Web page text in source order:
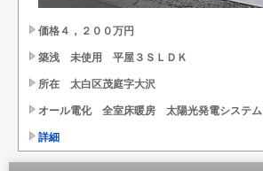
価格４，２００万円
築浅 未使用 平屋３ＳＬＤＫ
所在 太白区茂庭字大沢
オール電化 全室床暖房 太陽光発電システム
詳細